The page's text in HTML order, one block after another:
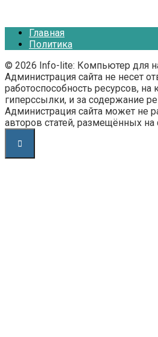
Главная
Политика
© 2026 Info-lite: Компьютер для
Администрация сайта не несет
работоспособность ресурсов,
гиперссылки, и за содержание
Администрация сайта может не
авторов статей, размещённых на